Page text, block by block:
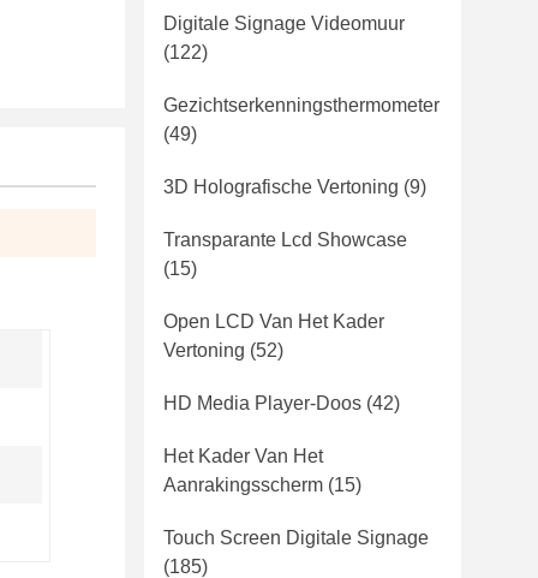
Digitale Signage Videomuur
(122)
Gezichtserkenningsthermometer
(49)
3D Holografische Vertoning (9)
Transparante Lcd Showcase
(15)
Open LCD Van Het Kader
Vertoning (52)
HD Media Player-Doos (42)
Het Kader Van Het
Aanrakingsscherm (15)
Touch Screen Digitale Signage
(185)